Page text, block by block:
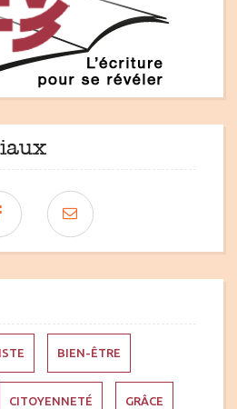
BIEN-ÊTRE
CITOYENNETÉ GRÂCE